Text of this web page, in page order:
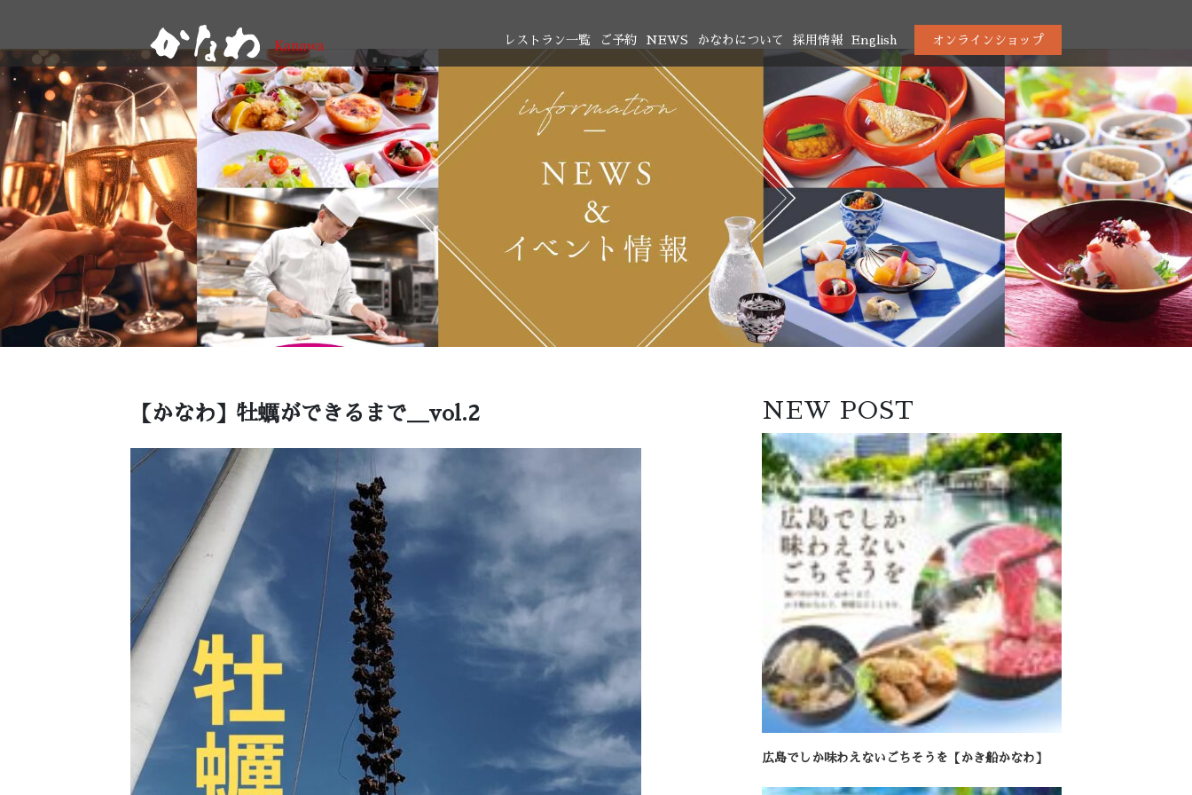
レストラン一覧 ご予約 NEWS かなわについて 採用情報 English オンラインショップ
【かなわ】牡蠣ができるまで＿vol.2 NEW POST
広島でしか味わえないごちそうを【かき船かなわ】